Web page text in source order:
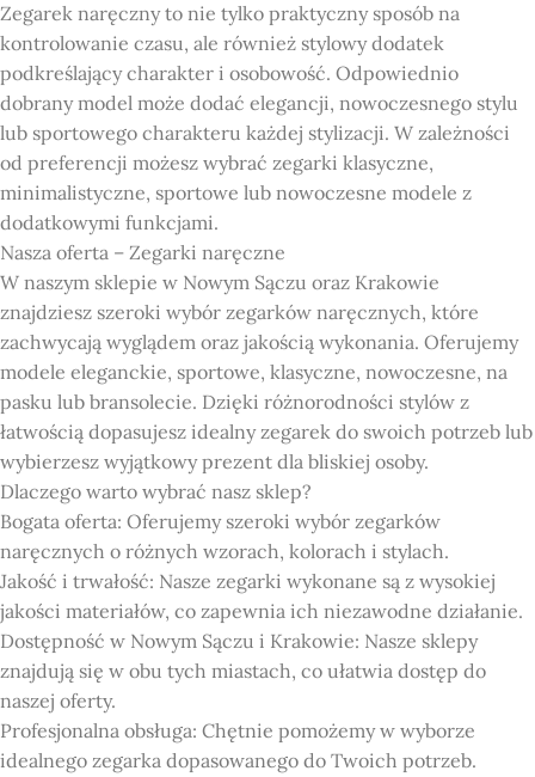
Zegarek naręczny to nie tylko praktyczny sposób na
kontrolowanie czasu, ale również stylowy dodatek
podkreślający charakter i osobowość. Odpowiednio
dobrany model może dodać elegancji, nowoczesnego stylu
lub sportowego charakteru każdej stylizacji. W zależności
od preferencji możesz wybrać zegarki klasyczne,
minimalistyczne, sportowe lub nowoczesne modele z
dodatkowymi funkcjami.
Nasza oferta – Zegarki naręczne
W naszym sklepie w Nowym Sączu oraz Krakowie
znajdziesz szeroki wybór zegarków naręcznych, które
zachwycają wyglądem oraz jakością wykonania. Oferujemy
modele eleganckie, sportowe, klasyczne, nowoczesne, na
pasku lub bransolecie. Dzięki różnorodności stylów z
łatwością dopasujesz idealny zegarek do swoich potrzeb lub
wybierzesz wyjątkowy prezent dla bliskiej osoby.
Dlaczego warto wybrać nasz sklep?
Bogata oferta: Oferujemy szeroki wybór zegarków
naręcznych o różnych wzorach, kolorach i stylach.
Jakość i trwałość: Nasze zegarki wykonane są z wysokiej
jakości materiałów, co zapewnia ich niezawodne działanie.
Dostępność w Nowym Sączu i Krakowie: Nasze sklepy
znajdują się w obu tych miastach, co ułatwia dostęp do
naszej oferty.
Profesjonalna obsługa: Chętnie pomożemy w wyborze
idealnego zegarka dopasowanego do Twoich potrzeb.